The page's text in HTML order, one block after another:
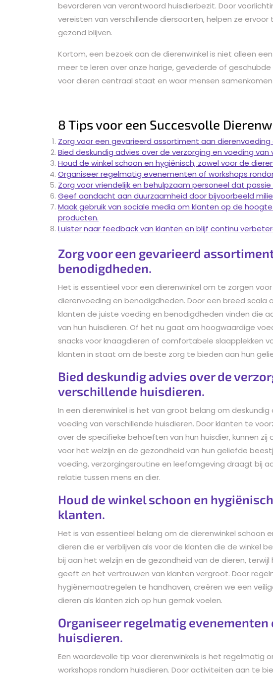
bevorderen van verantwoord huisdierbezit. Door
vereisten van verschillende diersoorten, helpen ze
gezond blijven.
Kortom, een bezoek aan de dierenwinkel is niet alleen
meer te leren over onze harige, gevederde of
voor dieren centraal staat en waar mensen
8 Tips voor een Succesvolle
Zorg voor een gevarieerd assortiment aan
Bied deskundig advies over de verzorging en voeding van
Houd de winkel schoon en hygiënisch, zowel voor de
Organiseer regelmatig evenementen of workshops
Zorg voor vriendelijk en behulpzaam personeel dat
Geef aandacht aan duurzaamheid door bijvoorbeeld
Maak gebruik van sociale media om klanten op de
producten.
Luister naar feedback van klanten en blijf continu
Zorg voor een gevarieerd
benodigdheden.
Het is essentieel voor een dierenwinkel om te zorgen
dierenvoeding en benodigdheden. Door een breed scala
klanten de juiste voeding en benodigdheden vinden die
van hun huisdieren. Of het nu gaat om hoogwaardige
snacks voor knaagdieren of comfortabele slaapplekken
klanten in staat om de beste zorg te bieden aan hun
Bied deskundig advies over de
verschillende huisdieren.
In een dierenwinkel is het van groot belang om
voeding van verschillende huisdieren. Door klanten te
over de specifieke behoeften van hun huisdier, kunnen
voor het welzijn en de gezondheid van hun geliefde
voeding, verzorgingsroutine en leefomgeving draagt bij
relatie tussen mens en dier.
Houd de winkel schoon en
klanten.
Het is van essentieel belang om de dierenwinkel schoon
dieren die er verblijven als voor de klanten die de winkel
bij aan het welzijn en de gezondheid van de dieren,
geeft en het vertrouwen van klanten vergroot. Door
hygiënemaatregelen te handhaven, creëren we een
dieren als klanten zich op hun gemak voelen.
Organiseer regelmatig
huisdieren.
Een waardevolle tip voor dierenwinkels is het regelmatig
workshops rondom huisdieren. Door activiteiten aan te